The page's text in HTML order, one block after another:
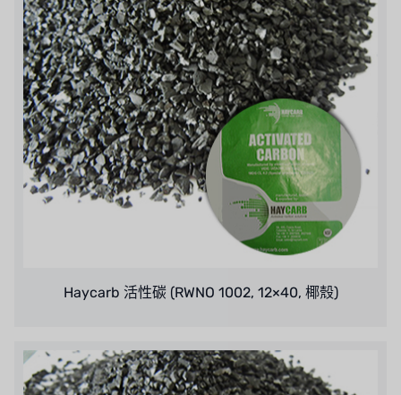
Haycarb 活性碳 (RWNO 1002, 12×40, 椰殼)